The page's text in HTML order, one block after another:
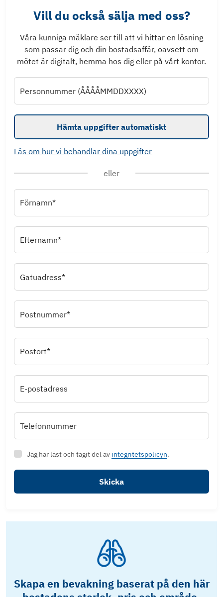
Vill du också sälja med oss?
Våra kunniga mäklare ser till att vi hittar en lösning
som passar dig och din bostadsaffär, oavsett om
mötet är digitalt, hemma hos dig eller på vårt kontor.
Personnummer (ÅÅÅÅMMDDXXXX)
Hämta uppgifter automatiskt
Läs om hur vi behandlar dina uppgifter
eller
Förnamn*
Efternamn*
Gatuadress*
Postnummer*
Postort*
E-postadress
Telefonnummer
Jag har läst och tagit del av integritetspolicyn.
Skicka
Skapa en bevakning baserat på den här